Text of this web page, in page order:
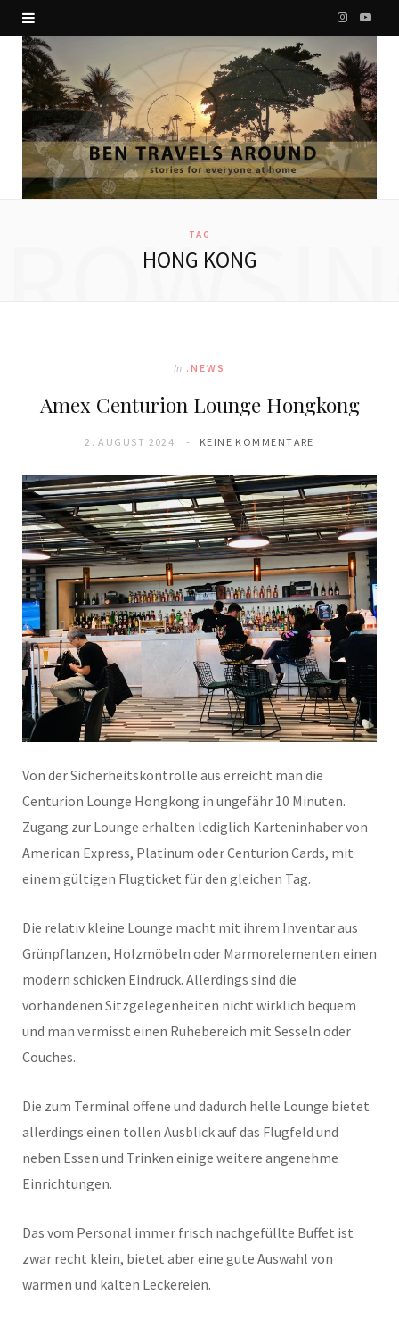
I
n
s
t
a
g
Y
u
T
b
TAG
HONG KONG
In .NEWS
Amex Centurion Lounge Hongkong
2. AUGUST 2024 KEINE KOMMENTARE
Von der Sicherheitskontrolle aus erreicht man die
Centurion Lounge Hongkong in ungefähr 10 Minuten.
Zugang zur Lounge erhalten lediglich Karteninhaber von
American Express, Platinum oder Centurion Cards, mit
einem gültigen Flugticket für den gleichen Tag.
Die relativ kleine Lounge macht mit ihrem Inventar aus
Grünpflanzen, Holzmöbeln oder Marmorelementen einen
modern schicken Eindruck. Allerdings sind die
vorhandenen Sitzgelegenheiten nicht wirklich bequem
und man vermisst einen Ruhebereich mit Sesseln oder
Couches.
Die zum Terminal offene und dadurch helle Lounge bietet
allerdings einen tollen Ausblick auf das Flugfeld und
neben Essen und Trinken einige weitere angenehme
Einrichtungen.
Das vom Personal immer frisch nachgefüllte Buffet ist
zwar recht klein, bietet aber eine gute Auswahl von
warmen und kalten Leckereien.